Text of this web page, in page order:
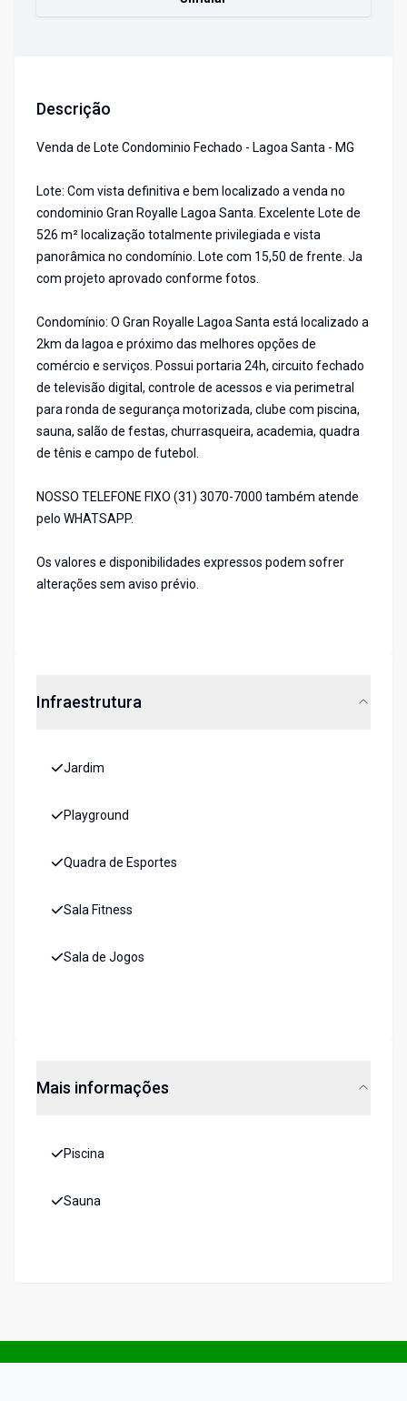
Descrição
Venda de Lote Condominio Fechado - Lagoa Santa - MG
Lote: Com vista definitiva e bem localizado a venda no
condominio Gran Royalle Lagoa Santa. Excelente Lote de
526 m² localização totalmente privilegiada e vista
panorâmica no condomínio. Lote com 15,50 de frente. Ja
com projeto aprovado conforme fotos.
Condomínio: O Gran Royalle Lagoa Santa está localizado a
2km da lagoa e próximo das melhores opções de
comércio e serviços. Possui portaria 24h, circuito fechado
de televisão digital, controle de acessos e via perimetral
para ronda de segurança motorizada, clube com piscina,
sauna, salão de festas, churrasqueira, academia, quadra
de tênis e campo de futebol.
NOSSO TELEFONE FIXO (31) 3070-7000 também atende
pelo WHATSAPP.
Os valores e disponibilidades expressos podem sofrer
alterações sem aviso prévio.
Infraestrutura
Jardim
Playground
Quadra de Esportes
Sala Fitness
Sala de Jogos
Mais informações
Piscina
Sauna